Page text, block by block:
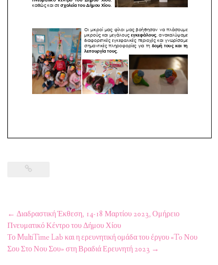
Post
navigation
← Διαδραστική Έκθεση, 14-18 Μαρτίου 2023, Ομήρειο
Πνευματικό Κέντρο του Δήμου Χίου
Το MultiTime Lab και η ερευνητική ομάδα του έργου «To Νου
Σου Στο Νου Σου» στη Βραδιά Ερευνητή 2023 →